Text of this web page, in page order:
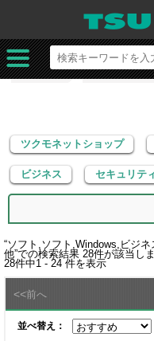
ツクモネットショップ
ビジネス
セキュリティ
ツクモネットショップ
ビジネス セキュリテ
“ソフト,ソフト,Windows,ビジ
他”での検索結果 28件が該当しま
28件中1 - 24 件を表示
<<前へ
並べ替え：